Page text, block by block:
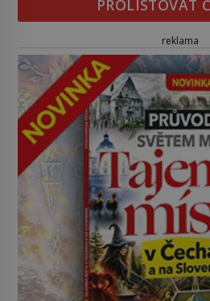
PROLISTOVAT
reklama